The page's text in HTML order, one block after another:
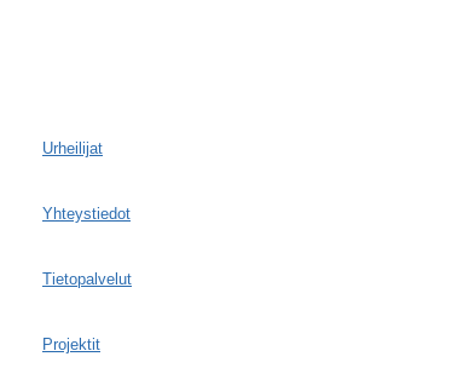
Urheilijat
Yhteystiedot
Tietopalvelut
Projektit